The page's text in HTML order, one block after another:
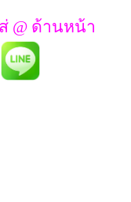
ส่ @ ด้านหน้า